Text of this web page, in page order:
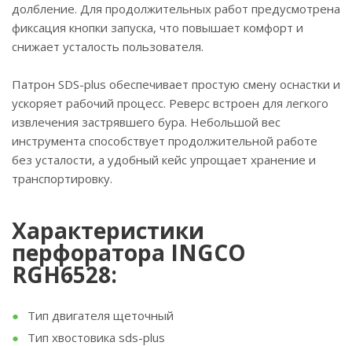
долбление. Для продолжительных работ предусмотрена
фиксация кнопки запуска, что повышает комфорт и
снижает усталость пользователя.
Патрон SDS-plus обеспечивает простую смену оснастки и
ускоряет рабочий процесс. Реверс встроен для легкого
извлечения застрявшего бура. Небольшой вес
инструмента способствует продолжительной работе
без усталости, а удобный кейс упрощает хранение и
транспортировку.
Характеристики
перфоратора INGCO
RGH6528:
Тип двигателя щеточный
Тип хвостовика sds-plus